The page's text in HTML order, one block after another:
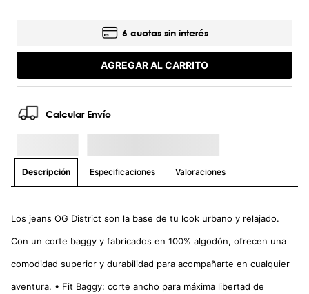
6 cuotas sin interés
AGREGAR AL CARRITO
Calcular Envío
Descripción Especificaciones Valoraciones
Los jeans OG District son la base de tu look urbano y relajado.
Con un corte baggy y fabricados en 100% algodón, ofrecen una
comodidad superior y durabilidad para acompañarte en cualquier
aventura. • Fit Baggy: corte ancho para máxima libertad de